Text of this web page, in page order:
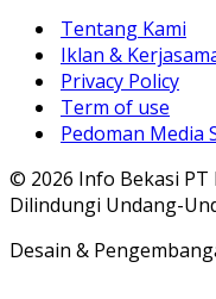
Tentang Kami
Iklan &
Privacy Policy
Term of use
Pedoman Media
© 2026 Info Bekasi PT
Dilindungi Undang-
Desain &